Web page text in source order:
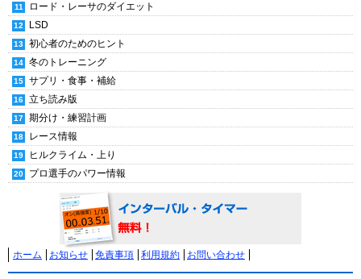
ロード・レーサのダイエット
LSD
初心者のためのヒント
冬のトレーニング
サプリ・食事・補給
立ち読み版
期分け・練習計画
レース情報
ヒルクライム・上り
プロ選手のパワー情報
ホーム お知らせ 免責事項 利用規約 お問い合わせ